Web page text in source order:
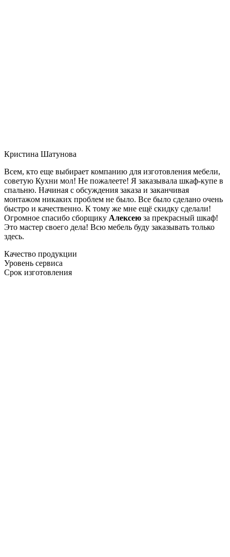
Кристина Шатунова
Всем, кто еще выбирает компанию для изготовления мебели,
советую Кухни мол! Не пожалеете! Я заказывала шкаф-купе в
спальню. Начиная с обсуждения заказа и заканчивая
монтажом никаких проблем не было. Все было сделано очень
быстро и качественно. К тому же мне ещё скидку сделали!
Огромное спасибо сборщику Алексею за прекрасный шкаф!
Это мастер своего дела! Всю мебель буду заказывать только
здесь.
Качество продукции
Уровень сервиса
Срок изготовления